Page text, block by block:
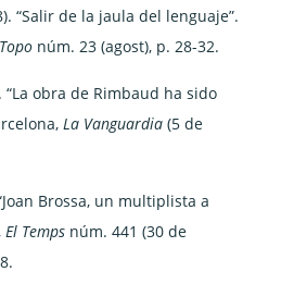
“Salir de la jaula del lenguaje”.
núm. 23 (agost), p. 28-32.
“La obra de Rimbaud ha sido
La Vanguardia (5 de
Brossa, un multiplista a
El Temps núm. 441 (30 de